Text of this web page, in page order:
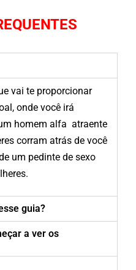
vai te proporcionar
onde você irá
homem alfa atraente
corram atrás de você
um pedinte de sexo
guia?
a ver os